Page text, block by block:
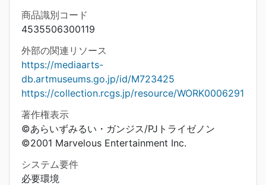
商品識別コード
4535506300119
外部の関連リソース
https://mediaarts-
db.artmuseums.go.jp/id/M723425
https://collection.rcgs.jp/resource/WORK0006291
著作権表示
©あらいずみるい・ガンジス/PJトライゼノン
©2001 Marvelous Entertainment Inc.
システム要件
必要環境